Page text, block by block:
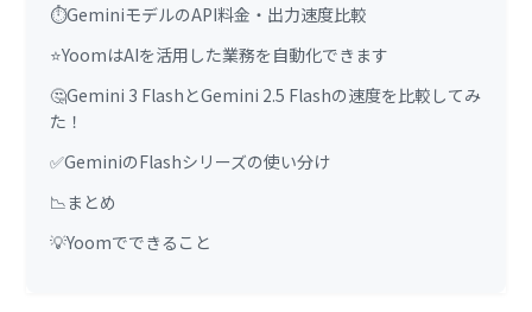
⏱️GeminiモデルのAPI料金・出力速度比較
⭐YoomはAIを活用した業務を自動化できます
🤔Gemini 3 FlashとGemini 2.5 Flashの速度を比較してみ
た！
✅GeminiのFlashシリーズの使い分け
📉まとめ
💡Yoomでできること